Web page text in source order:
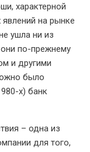
характерной
на рынке
ушла ни из
они по-прежнему
и другими
было
х) банк
– одна из
для того,